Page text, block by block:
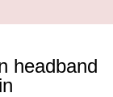
headband